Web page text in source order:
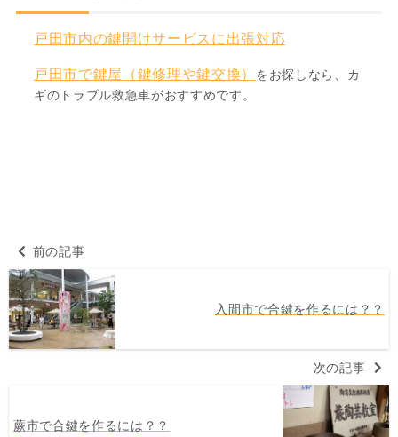
戸田市内の鍵開けサービスに出張対応
戸田市で鍵屋（鍵修理や鍵交換）
をお探しなら、カ
ギのトラブル救急車がおすすめです。
前の記事
入間市で合鍵を作るには？？
次の記事
蕨市で合鍵を作るには？？